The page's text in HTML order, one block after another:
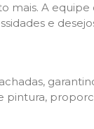
mais. A equipe
e
pintura,